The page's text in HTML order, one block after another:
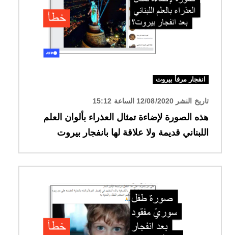
انفجار مرفأ بيروت
تاريخ النشر 12/08/2020 الساعة 15:12
هذه الصورة لإضاءة تمثال العذراء بألوان العلم
اللبناني قديمة ولا علاقة لها بانفجار بيروت